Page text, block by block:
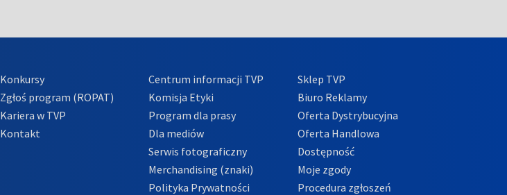
Konkursy
Zgłoś program (ROPAT)
Kariera w TVP
Kontakt
Centrum informacji TVP
Komisja Etyki
Program dla prasy
Dla mediów
Serwis fotograficzny
Merchandising (znaki)
Polityka Prywatności
Sklep TVP
Biuro Reklamy
Oferta Dystrybucyjna
Oferta Handlowa
Dostępność
Moje zgody
Procedura zgłoszeń